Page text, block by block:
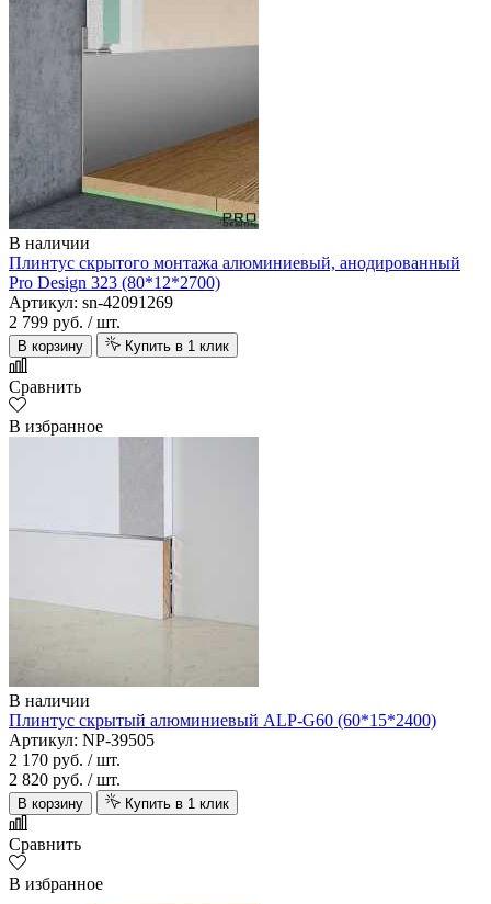
В наличии
Плинтус скрытого монтажа алюминиевый, анодированный
Pro Design 323 (80*12*2700)
Артикул: sn-42091269
2 799 руб. / шт.
В корзину Купить в 1 клик
Сравнить
В избранное
В наличии
Плинтус скрытый алюминиевый ALP-G60 (60*15*2400)
Артикул: NP-39505
2 170 руб. / шт.
2 820 руб. / шт.
В корзину Купить в 1 клик
Сравнить
В избранное